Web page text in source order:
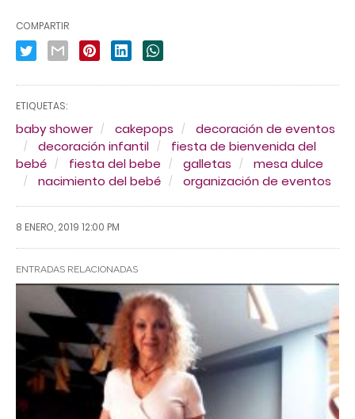
COMPARTIR
ETIQUETAS:
baby shower cakepops
decoración de eventos
decoración infantil
fiesta de bienvenida del
bebé
fiesta del bebe galletas
mesa dulce
nacimiento del bebé
organización de eventos
8 ENERO, 2019 12:00 PM
ENTRADAS RELACIONADAS